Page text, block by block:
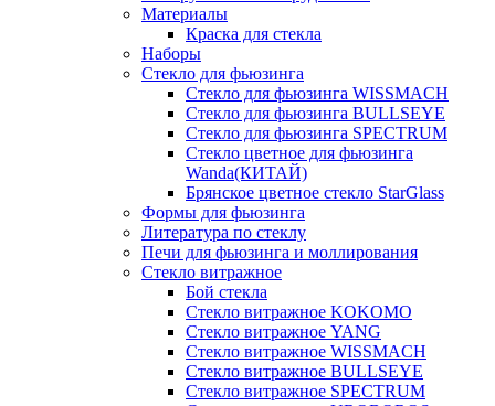
Материалы
Краска для стекла
Наборы
Стекло для фьюзинга
Стекло для фьюзинга WISSMACH
Стекло для фьюзинга BULLSEYE
Стекло для фьюзинга SPECTRUM
Стекло цветное для фьюзинга
Wanda(КИТАЙ)
Брянское цветное стекло StarGlass
Формы для фьюзинга
Литература по стеклу
Печи для фьюзинга и моллирования
Стекло витражное
Бой стекла
Стекло витражное KOKOMO
Стекло витражное YANG
Стекло витражное WISSMACH
Стекло витражное BULLSEYE
Стекло витражное SPECTRUM